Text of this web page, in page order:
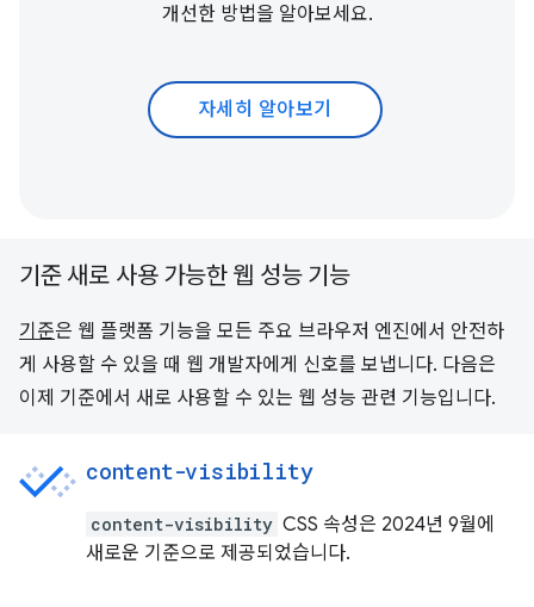
개선한 방법을 알아보세요.
자세히 알아보기
기준 새로 사용 가능한 웹 성능 기능
기준은 웹 플랫폼 기능을 모든 주요 브라우저 엔진에서 안전하
게 사용할 수 있을 때 웹 개발자에게 신호를 보냅니다. 다음은
이제 기준에서 새로 사용할 수 있는 웹 성능 관련 기능입니다.
content-visibility
content-visibility CSS 속성은 2024년 9월에
새로운 기준으로 제공되었습니다.